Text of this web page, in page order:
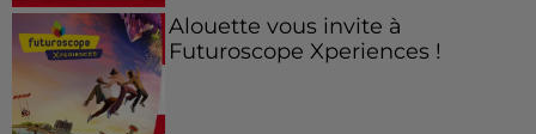
Alouette vous invite à
Futuroscope Xperiences !